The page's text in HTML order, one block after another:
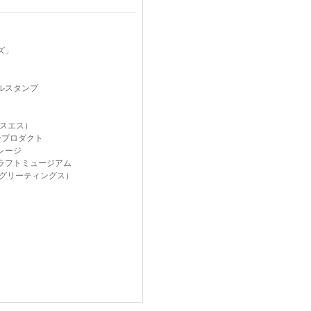
スタンプ
エス）
ロダクト
ージ
フトミュージアム
リーティングス）